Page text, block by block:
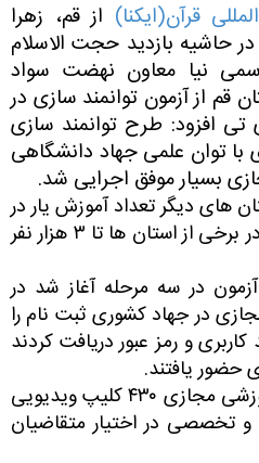
قرآن(ایکنا) از قم، زهرا
حاشیه بازدید حجت الاسلام
نیا معاون نهضت سواد
قم از آزمون توانمند سازی در
تی افزود: طرح توانمند سازی
توان علمی جهاد دانشگاهی
بسیار موفق اجرایی شد.
های دیگر تعداد آموزش یار در
استان قم کم تر است چرا که در برخی از استان ها تا ۳ هزار نفر
در سه مرحله آغاز شد در
در جهاد کشوری ثبت نام را
و رمز عبور دریافت کردند
حضور یافتند.
وی اظهارکرد: در این طرح آموزشی مجازی ۴۳۰ کلیپ ویدیویی
تخصصی در اختیار متقاضیان